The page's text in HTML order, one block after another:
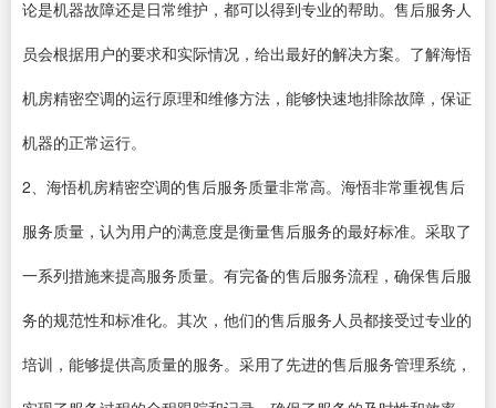
论是机器故障还是日常维护，都可以得到专业的帮助。售后服务人
员会根据用户的要求和实际情况，给出最好的解决方案。了解海悟
机房精密空调的运行原理和维修方法，能够快速地排除故障，保证
机器的正常运行。
2、海悟机房精密空调的售后服务质量非常高。海悟非常重视售后
服务质量，认为用户的满意度是衡量售后服务的最好标准。采取了
一系列措施来提高服务质量。有完备的售后服务流程，确保售后服
务的规范性和标准化。其次，他们的售后服务人员都接受过专业的
培训，能够提供高质量的服务。采用了先进的售后服务管理系统，